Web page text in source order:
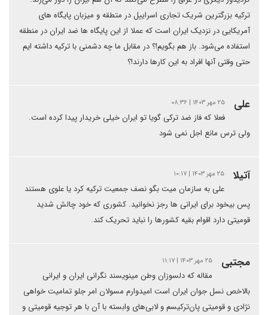
ترکیه بزرگترین شریک تجاری اسراییل در متطقه و میزبان پایگاه های
آمریکایی در نزدیک ایران است که عملا از این پایگاه ها ضد ایران در منطقه
استفاده می‌شود. باز هم‌ بگویم!؟ در مقابل ما چه دشمنی با ترکیه داشته ایم
حتی وقتی آنها افراد به این کارها دارند!؟
علی ۲۵ مهر ۱۴۰۳ | ۰۸:۳۶
فعلا که فاز ضد ترکی گویا تو ایران خیلی خریدار پیدا کرده است.
ولی ترس مانع اجل نمی شود
آتیلا ۲۵ مهر ۱۴۰۳ | ۱۰:۱۷
علی به سازمان میت بگو نصف جمعیت ترکیه کرد یا علوی هستند
پس بیخود برای ایرانی ها رجز نخوانید. کشوری که خود چالش شدید
قومیتی دارد اقوام بقیه کشورها را نباید تحریک کند.
مجتبی ۲۵ مهر ۱۴۰۳ | ۱۱:۱۷
مقاله که دلسوزان وطن مینویسند نگرانی ایران و ایرانی
بالاخص نسل جوان ایران است امیدوارم مسولان امر جلو تمامیت خواهی
نژادی و قومیتی پان‌ترکیسم و لابی‌های وابسته با آن با هر توجیه قومیتی و